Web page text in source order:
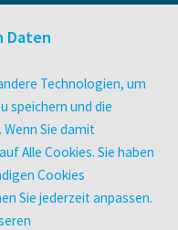
druckt.
Daten
Technologien, um
speichern und die
Sie damit
Alle Cookies. Sie haben
Cookies
Sie jederzeit anpassen.